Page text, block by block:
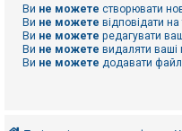
Ви не можете створювати
Ви не можете відповідати
Ви не можете редагувати
Ви не можете видаляти ваші
Ви не можете додавати